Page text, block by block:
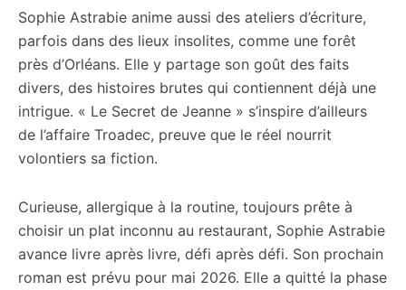
Sophie Astrabie anime aussi des ateliers d’écriture,
parfois dans des lieux insolites, comme une forêt
près d’Orléans. Elle y partage son goût des faits
divers, des histoires brutes qui contiennent déjà une
intrigue. « Le Secret de Jeanne » s’inspire d’ailleurs
de l’affaire Troadec, preuve que le réel nourrit
volontiers sa fiction.
Curieuse, allergique à la routine, toujours prête à
choisir un plat inconnu au restaurant, Sophie Astrabie
avance livre après livre, défi après défi. Son prochain
roman est prévu pour mai 2026. Elle a quitté la phase